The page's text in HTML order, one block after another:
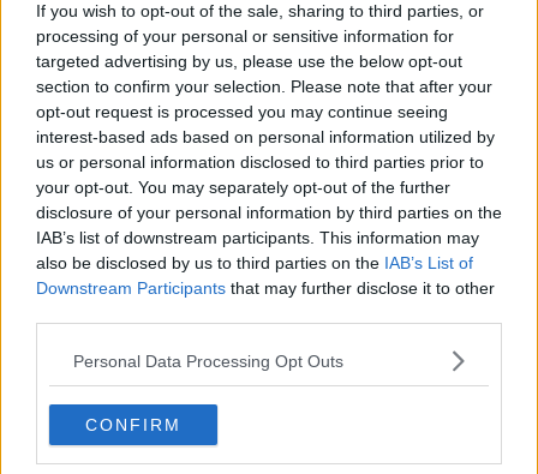
If you wish to opt-out of the sale, sharing to third parties, or
processing of your personal or sensitive information for
targeted advertising by us, please use the below opt-out
section to confirm your selection. Please note that after your
opt-out request is processed you may continue seeing
interest-based ads based on personal information utilized by
us or personal information disclosed to third parties prior to
your opt-out. You may separately opt-out of the further
disclosure of your personal information by third parties on the
IAB’s list of downstream participants. This information may
also be disclosed by us to third parties on the IAB’s List of
Downstream Participants that may further disclose it to other
Personal Data Processing Opt Outs
CONFIRM
La commedia di Noel Coward vede uno straordinarioLeo Gullotta
nelle vesti del protagonista e al suo fianco: Betti Pedrazzi, Rita
Abela, Federica Bern, Chiara Cavalieri, Valentina Gristina, Sergio
Mascherpa- Le scene sono di Ezio Antonelli, le musiche di
Germano Mazzocchetti perla regia è di Fabio Grossi.
“Spirito allegro”, brillante e raffinata commedia della tradizione del
grande teatro comico inglese che debuttò a Londra nel 1941, in
piena Seconda guerra mondiale, dove rimase in scena per ben
1997 repliche. Del 1945 è la versione cinematografica con la regia
di David Lean, che si aggiudicò l’Oscar per gli effetti speciali.
Recentemente è stata messa in scena a Broadway con Rupert
Everett e Angela Lansbury.
commedia dall’aspetto classico: aderente all’epoca in cui fu scritta,
la novità sarà rappresentata dall’invettiva usata per raccontare il
soprannaturale”.
Uno scrittore, vedovo e risposato, si documenta sullo spiritismo ed